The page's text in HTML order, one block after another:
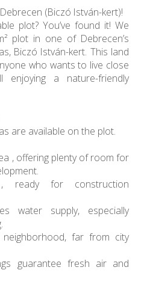
(Biczó István-kert)!
plot? You’ve found it! We
plot in one of Debrecen’s
Biczó István-kert. This land
who wants to live close
a nature-friendly
are available on the plot.
, offering plenty of room for
, ready for construction
water supply, especially
far from city
guarantee fresh air and